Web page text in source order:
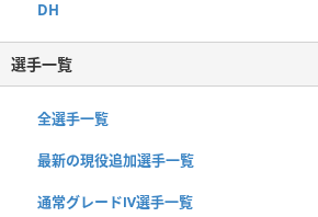
DH
選手一覧
全選手一覧
最新の現役追加選手一覧
通常グレードⅣ選手一覧